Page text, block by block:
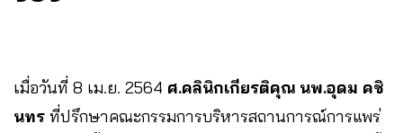
เมื่อวันที่​ 8​ เม.ย.​ 2564 ศ.คลินิกเกียรติคุณ นพ.อุดม คชิ
นทร ที่ปรึกษาคณะกรรมการบริหารสถานการณ์การแพร่